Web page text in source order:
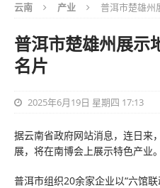
云南 产业 普洱市楚雄州
普洱市楚雄州展示
名片
2025年6月19日 星期四 17:13
据云南省政府网站消息，连日来
展，将在南博会上展示特色产业。
普洱市组织20余家企业以“六馆